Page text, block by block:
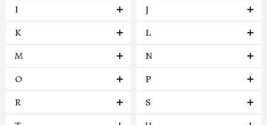
I J
K L
M N
O P
R S